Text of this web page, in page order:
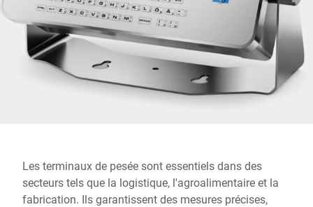
Site Web mondial
Les terminaux de pesée sont essentiels dans des
secteurs tels que la logistique, l'agroalimentaire et la
fabrication. Ils garantissent des mesures précises,